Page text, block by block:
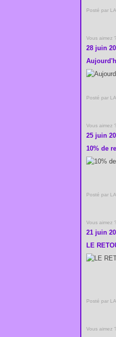
Posté par
Vous aimez ?
28 juin
Posté par
Vous aimez ?
25 juin
10% de
Posté par
Vous aimez ?
21 juin
LE
Posté par
Vous aimez ?